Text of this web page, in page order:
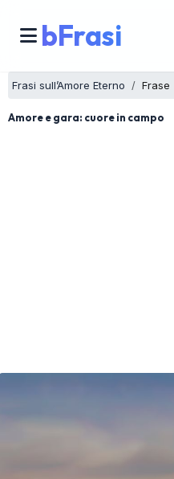
bFrasi
Frasi sull’Amore Eterno Frase
Amore e gara: cuore in campo